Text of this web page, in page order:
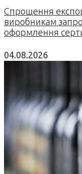
Спрощення
виробникам
оформлення
04.08.2026